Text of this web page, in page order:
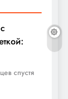
спустя